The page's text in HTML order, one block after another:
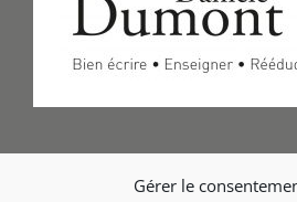
Gérer le
Formulaire de Contact